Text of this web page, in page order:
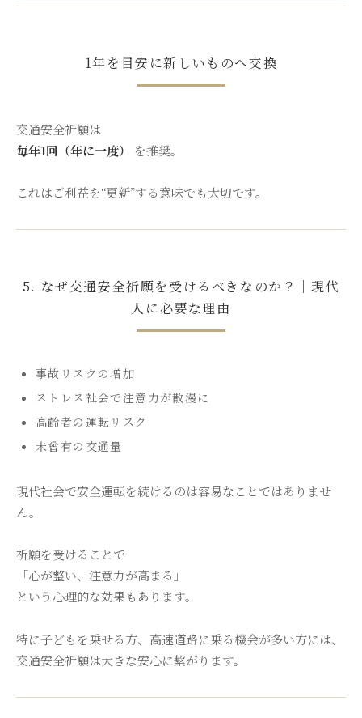
1年を目安に新しいものへ交換
交通安全祈願は
毎年1回（年に一度）
を推奨。
これはご利益を“更新”する意味でも大切です。
5. なぜ交通安全祈願を受けるべきなのか？｜現代
人に必要な理由
事故リスクの増加
ストレス社会で注意力が散漫に
高齢者の運転リスク
未曾有の交通量
現代社会で安全運転を続けるのは容易なことではありませ
ん。
祈願を受けることで
「心が整い、注意力が高まる」
という心理的な効果もあります。
特に子どもを乗せる方、高速道路に乗る機会が多い方には、
交通安全祈願は大きな安心に繋がります。